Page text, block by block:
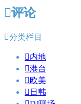
评论
分类栏目
内地
港台
欧美
 日韩